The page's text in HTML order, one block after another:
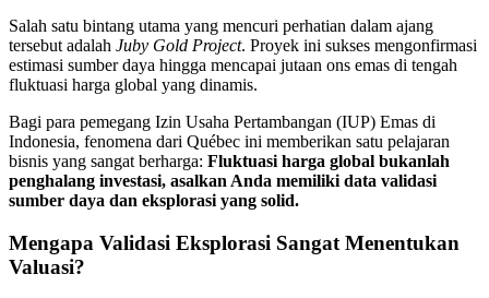
Salah satu bintang utama yang mencuri perhatian dalam ajang
tersebut adalah Juby Gold Project. Proyek ini sukses mengonfirmasi
estimasi sumber daya hingga mencapai jutaan ons emas di tengah
fluktuasi harga global yang dinamis.
Bagi para pemegang Izin Usaha Pertambangan (IUP) Emas di
Indonesia, fenomena dari Québec ini memberikan satu pelajaran
bisnis yang sangat berharga: Fluktuasi harga global bukanlah
penghalang investasi, asalkan Anda memiliki data validasi
sumber daya dan eksplorasi yang solid.
Mengapa Validasi Eksplorasi Sangat Menentukan
Valuasi?